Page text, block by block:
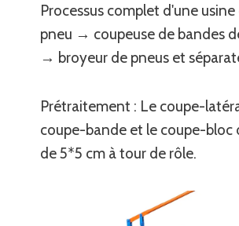
Processus complet d'une
pneu → coupeuse de bandes
→ broyeur de pneus et
Prétraitement : Le coupe-
coupe-bande et le coupe-bloc
de 5*5 cm à tour de rôle.